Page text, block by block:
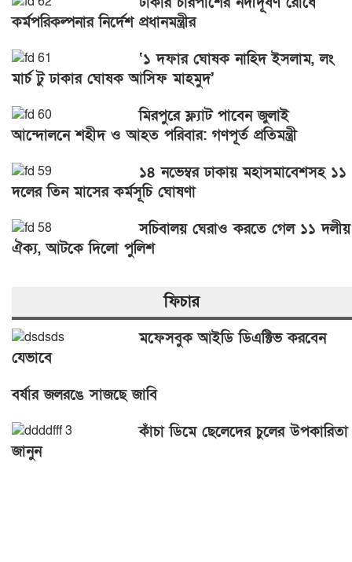
কর্মপরিকল্পনার নির্দেশ প্রধানমন্ত্রীর
‘১ দফার ঘোষক নাহিদ ইসলাম, লং
মার্চ টু ঢাকার ঘোষক আসিফ মাহমুদ’
মিরপুরে ফ্ল্যাট পাবেন জুলাই
আন্দোলনে শহীদ ও আহত পরিবার: গণপূর্ত প্রতিমন্ত্রী
১৪ নভেম্বর ঢাকায় মহাসমাবেশসহ ১১
দলের তিন মাসের কর্মসূচি ঘোষণা
সচিবালয় ঘেরাও করতে গেল ১১ দলীয়
ঐক্য, আটকে দিলো পুলিশ
ফিচার
মফেসবুক আইডি ডিএক্টিভ করবেন
যেভাবে
বর্ষার জলরঙে সাজছে জাবি
কাঁচা ডিমে ছেলেদের চুলের উপকারিতা
জানুন